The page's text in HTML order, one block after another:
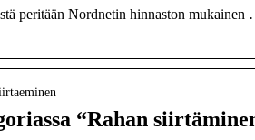
peritään Nordnetin hinnaston
“Rahan